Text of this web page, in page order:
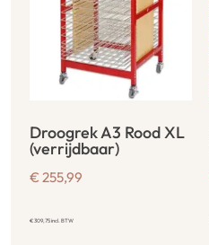
Droogrek A3 Rood XL
(verrijdbaar)
€ 255,99
€309,75incl. BTW